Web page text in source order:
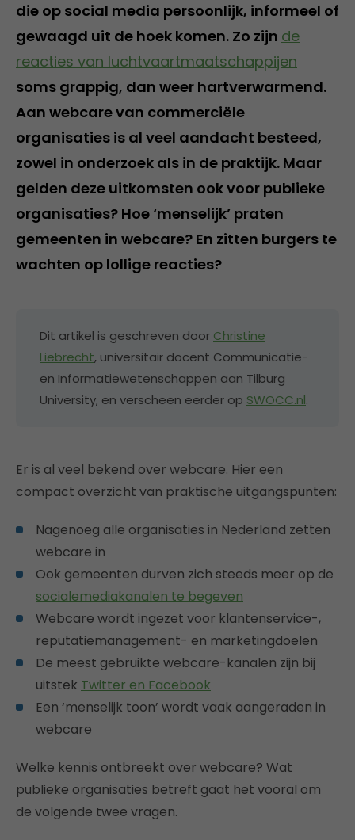
die op social media persoonlijk, informeel of
gewaagd uit de hoek komen. Zo zijn de
reacties van luchtvaartmaatschappijen
soms grappig, dan weer hartverwarmend.
Aan webcare van commerciële
organisaties is al veel aandacht besteed,
zowel in onderzoek als in de praktijk. Maar
gelden deze uitkomsten ook voor publieke
organisaties? Hoe ‘menselijk’ praten
gemeenten in webcare? En zitten burgers te
wachten op lollige reacties?
Dit artikel is geschreven door Christine
Liebrecht, universitair docent Communicatie-
en Informatiewetenschappen aan Tilburg
University, en verscheen eerder op SWOCC.nl.
Er is al veel bekend over webcare. Hier een
compact overzicht van praktische uitgangspunten:
Nagenoeg alle organisaties in Nederland zetten
webcare in
Ook gemeenten durven zich steeds meer op de
socialemediakanalen te begeven
Webcare wordt ingezet voor klantenservice-,
reputatiemanagement- en marketingdoelen
De meest gebruikte webcare-kanalen zijn bij
uitstek Twitter en Facebook
Een ‘menselijk toon’ wordt vaak aangeraden in
webcare
Welke kennis ontbreekt over webcare? Wat
publieke organisaties betreft gaat het vooral om
de volgende twee vragen.